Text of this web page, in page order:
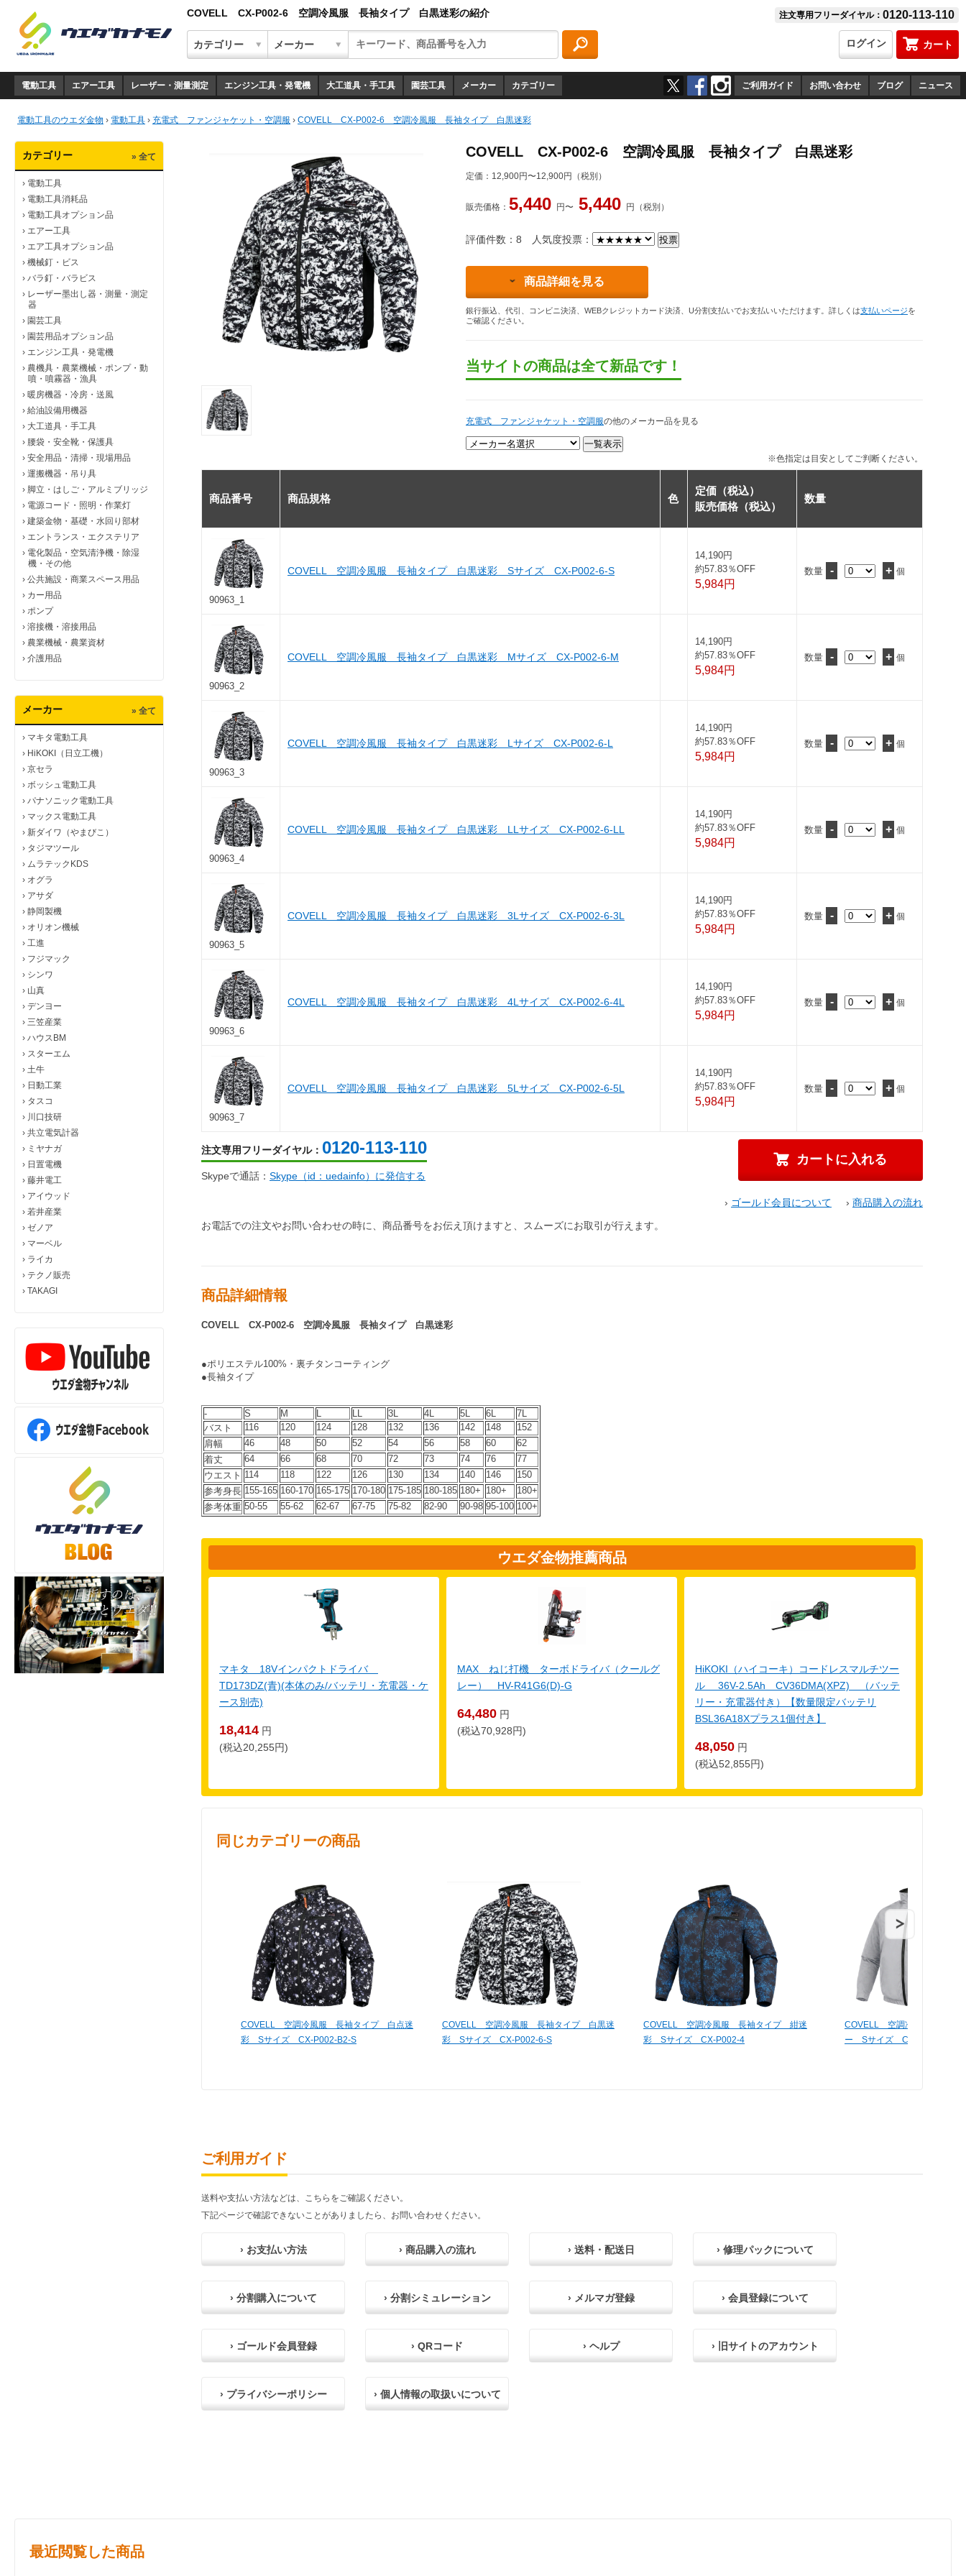
COVELL CX-P002-6 空調冷風服 長袖タイプ 白黒迷彩の紹介 注文専用フリーダイヤル： 0120-113-110
カート
ログイン
電動工具 エアー工具 レーザー・測量測定 エンジン工具・発電機 大工道具・手工具 園芸工具 メーカー カテゴリー ご利用ガイド お問い合わせ ブログ ニュース
電動工具のウエダ金物 › 電動工具 › 充電式 ファンジャケット・空調服 › COVELL CX-P002-6 空調冷風服 長袖タイプ 白黒迷彩
カテゴリー » 全て
› 電動工具
› 電動工具消耗品
› 電動工具オプション品
› エアー工具
› エア工具オプション品
› 機械釘・ビス
› バラ釘・バラビス
› レーザー墨出し器・測量・測定
器
› 園芸工具
› 園芸用品オプション品
› エンジン工具・発電機
› 農機具・農業機械・ポンプ・動
噴・噴霧器・漁具
› 暖房機器・冷房・送風
› 給油設備用機器
› 大工道具・手工具
› 腰袋・安全靴・保護具
› 安全用品・清掃・現場用品
› 運搬機器・吊り具
› 脚立・はしご・アルミブリッジ
› 電源コード・照明・作業灯
› 建築金物・基礎・水回り部材
› エントランス・エクステリア
› 電化製品・空気清浄機・除湿
機・その他
› 公共施設・商業スペース用品
› カー用品
› ポンプ
› 溶接機・溶接用品
› 農業機械・農業資材
› 介護用品
メーカー » 全て
› マキタ電動工具
› HiKOKI（日立工機）
› 京セラ
› ボッシュ電動工具
› パナソニック電動工具
› マックス電動工具
› 新ダイワ（やまびこ）
› タジマツール
› ムラテックKDS
› オグラ
› アサダ
› 静岡製機
› オリオン機械
› 工進
› フジマック
› シンワ
› 山真
› デンヨー
› 三笠産業
› ハウスBM
› スターエム
› 土牛
› 日動工業
› タスコ
› 川口技研
› 共立電気計器
› ミヤナガ
› 日置電機
› 藤井電工
› アイウッド
› 若井産業
› ゼノア
› マーベル
› ライカ
› テクノ販売
› TAKAGI
COVELL CX-P002-6 空調冷風服 長袖タイプ 白黒迷彩
定価： 12,900円〜12,900円（税別）
販売価格： 5,440 円〜 5,440 円（税別）
評価件数：8 人気度投票：
商品詳細を見る
銀行振込、代引、コンビニ決済、WEBクレジットカード決済、U分割支払いでお支払いいただけます。詳しくは支払いページを
ご確認ください。
当サイトの商品は全て新品です！
充電式 ファンジャケット・空調服の他のメーカー品を見る
※色指定は目安としてご判断ください。
商品番号 商品規格 色
定価（税込）
販売価格（税込）
数量
90963_1
COVELL 空調冷風服 長袖タイプ 白黒迷彩 Sサイズ CX-P002-6-S
14,190円
約57.83％OFF
5,984円
数量 - + 個
90963_2
COVELL 空調冷風服 長袖タイプ 白黒迷彩 Mサイズ CX-P002-6-M
14,190円
約57.83％OFF
5,984円
数量 - + 個
90963_3
COVELL 空調冷風服 長袖タイプ 白黒迷彩 Lサイズ CX-P002-6-L
14,190円
約57.83％OFF
5,984円
数量 - + 個
90963_4
COVELL 空調冷風服 長袖タイプ 白黒迷彩 LLサイズ CX-P002-6-LL
14,190円
約57.83％OFF
5,984円
数量 - + 個
90963_5
COVELL 空調冷風服 長袖タイプ 白黒迷彩 3Lサイズ CX-P002-6-3L
14,190円
約57.83％OFF
5,984円
数量 - + 個
90963_6
COVELL 空調冷風服 長袖タイプ 白黒迷彩 4Lサイズ CX-P002-6-4L
14,190円
約57.83％OFF
5,984円
数量 - + 個
90963_7
COVELL 空調冷風服 長袖タイプ 白黒迷彩 5Lサイズ CX-P002-6-5L
14,190円
約57.83％OFF
5,984円
数量 - + 個
› ゴールド会員について › 商品購入の流れ
注文専用フリーダイヤル： 0120-113-110
Skypeで通話： Skype（id：uedainfo）に発信する
お電話での注文やお問い合わせの時に、商品番号をお伝え頂けますと、スムーズにお取引が行えます。
商品詳細情報
COVELL CX-P002-6 空調冷風服 長袖タイプ 白黒迷彩
●ポリエステル100%・裏チタンコーティング
●長袖タイプ
- S M L LL 3L 4L 5L 6L
7L
バスト
116 120 124 128 132 136 142 148
152
肩幅
46 48 50 52 54 56 58 60
62
着丈
64 66 68 70 72 73 74 76
77
ウエスト 114 118 122 126 130 134 140 146
150
参考身長 155-165 160-170 165-175 170-180 175-185 180-185 180+ 180+
180+
参考体重 50-55 55-62 62-67 67-75 75-82 82-90 90-98 95-100 100+
ウエダ金物推薦商品
マキタ 18Vインパクトドライバ
TD173DZ(青)(本体のみ/バッテリ・充電器・ケ
ース別売)
18,414 円
(税込20,255円)
MAX ねじ打機 ターボドライバ（クールグ
レー） HV-R41G6(D)-G
64,480 円
(税込70,928円)
HiKOKI（ハイコーキ）コードレスマルチツー
ル 36V-2.5Ah CV36DMA(XPZ) （バッテ
リー・充電器付き）【数量限定バッテリ
BSL36A18Xプラス1個付き】
48,050 円
(税込52,855円)
同じカテゴリーの商品
COVELL 空調冷風服 長袖タイプ 白点迷
彩 Sサイズ CX-P002-B2-S
COVELL 空調冷風服 長袖タイプ 白黒迷
彩 Sサイズ CX-P002-6-S
COVELL 空調冷風服 長袖タイプ 紺迷
彩 Sサイズ CX-P002-4
COVELL 空調冷風服 長袖
ー Sサイズ CX-P002-Gray-
ご利用ガイド
送料や支払い方法などは、こちらをご確認ください。
下記ページで確認できないことがありましたら、お問い合わせください。
› お支払い方法 › 商品購入の流れ › 送料・配送日 › 修理パックについて
› 分割購入について › 分割シミュレーション › メルマガ登録 › 会員登録について
› ゴールド会員登録 › QRコード › ヘルプ › 旧サイトのアカウント
› プライバシーポリシー › 個人情報の取扱いについて
最近閲覧した商品